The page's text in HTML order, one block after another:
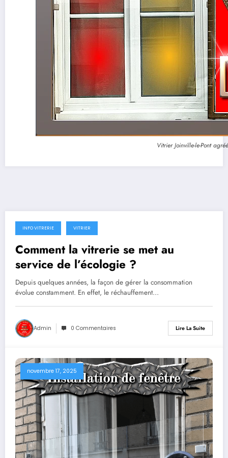
Vitrier Joinville-le-Pont
avril 23, 2026
INFO VITRERIE VITRIER
Comment la vitrerie se met au
service de l’écologie ?
Depuis quelques années, la façon de gérer la consommation
évolue constamment. En effet, le réchauffement…
Admin 0 Commentaires Lire La Suite
novembre 17, 2025